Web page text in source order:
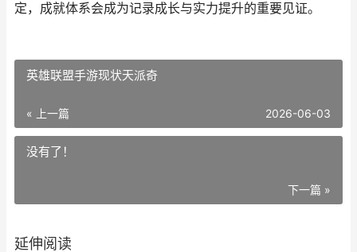
定，成就体系会成为记录成长与实力提升的重要见证。
英雄联盟手游现状天派奇
« 上一篇 2026-06-03
没有了！
下一篇 »
延伸阅读